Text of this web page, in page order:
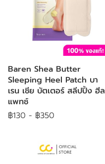
Baren Shea Butter
Sleeping Heel Patch บา
เรน เชีย บัตเตอร์ สลีปปิ้ง ฮีล
แพทช์
฿130 - ฿350